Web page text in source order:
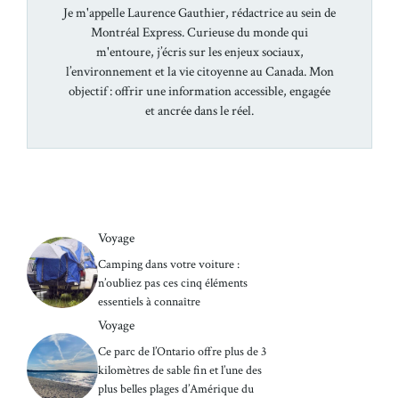
Je m'appelle Laurence Gauthier, rédactrice au sein de
Montréal Express. Curieuse du monde qui
m'entoure, j’écris sur les enjeux sociaux,
l’environnement et la vie citoyenne au Canada. Mon
objectif : offrir une information accessible, engagée
et ancrée dans le réel.
Voyage
Camping dans votre voiture :
n’oubliez pas ces cinq éléments
essentiels à connaître
Voyage
Ce parc de l’Ontario offre plus de 3
kilomètres de sable fin et l’une des
plus belles plages d’Amérique du